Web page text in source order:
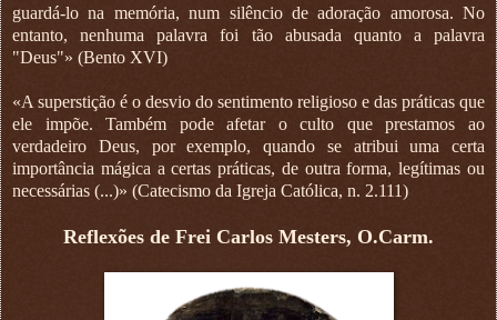
guardá-lo na memória, num silêncio de adoração amorosa. No
entanto, nenhuma palavra foi tão abusada quanto a palavra
"Deus"» (Bento XVI)
«A superstição é o desvio do sentimento religioso e das práticas que
ele impõe. Também pode afetar o culto que prestamos ao
verdadeiro Deus, por exemplo, quando se atribui uma certa
importância mágica a certas práticas, de outra forma, legítimas ou
necessárias (...)» (Catecismo da Igreja Católica, n. 2.111)
Reflexões de Frei Carlos Mesters, O.Carm.